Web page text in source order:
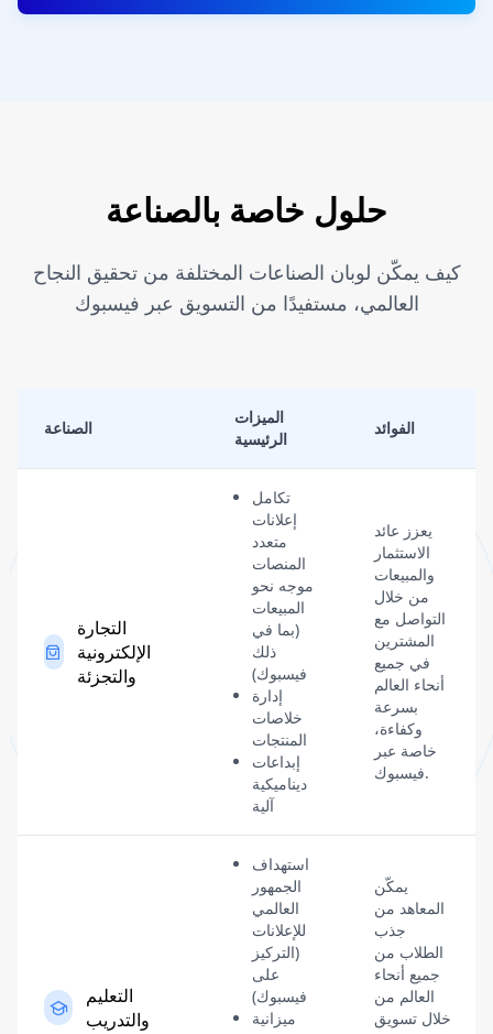
حلول خاصة بالصناعة
كيف يمكّن لوبان الصناعات المختلفة من تحقيق النجاح
العالمي، مستفيدًا من التسويق عبر فيسبوك
الصناعة
الميزات
الرئيسية
الفوائد
التجارة
الإلكترونية
والتجزئة
تكامل
إعلانات
متعدد
المنصات
موجه نحو
المبيعات
(بما في
ذلك
فيسبوك)
إدارة
خلاصات
المنتجات
إبداعات
ديناميكية
آلية
يعزز عائد
الاستثمار
والمبيعات
من خلال
التواصل مع
المشترين
في جميع
أنحاء العالم
بسرعة
وكفاءة،
خاصة عبر
فيسبوك.
التعليم
والتدريب
استهداف
الجمهور
العالمي
للإعلانات
(التركيز
على
فيسبوك)
ميزانية
يمكّن
المعاهد من
جذب
الطلاب من
جميع أنحاء
العالم من
خلال تسويق